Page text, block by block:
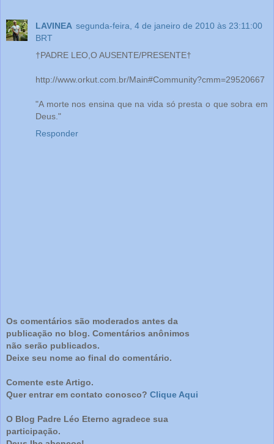
LAVINEA segunda-feira, 4 de janeiro de 2010 às 23:11:00
BRT
†PADRE LEO,O AUSENTE/PRESENTE†
http://www.orkut.com.br/Main#Community?cmm=29520667
"A morte nos ensina que na vida só presta o que sobra em
Deus."
Responder
Os comentários são moderados antes da
publicação no blog. Comentários anônimos
não serão publicados.
Deixe seu nome ao final do comentário.
Comente este Artigo.
Quer entrar em contato conosco? Clique Aqui
O Blog Padre Léo Eterno agradece sua
participação.